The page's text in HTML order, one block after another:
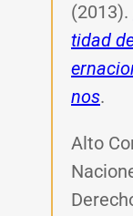
(2013).
tidad
nos.
Alto